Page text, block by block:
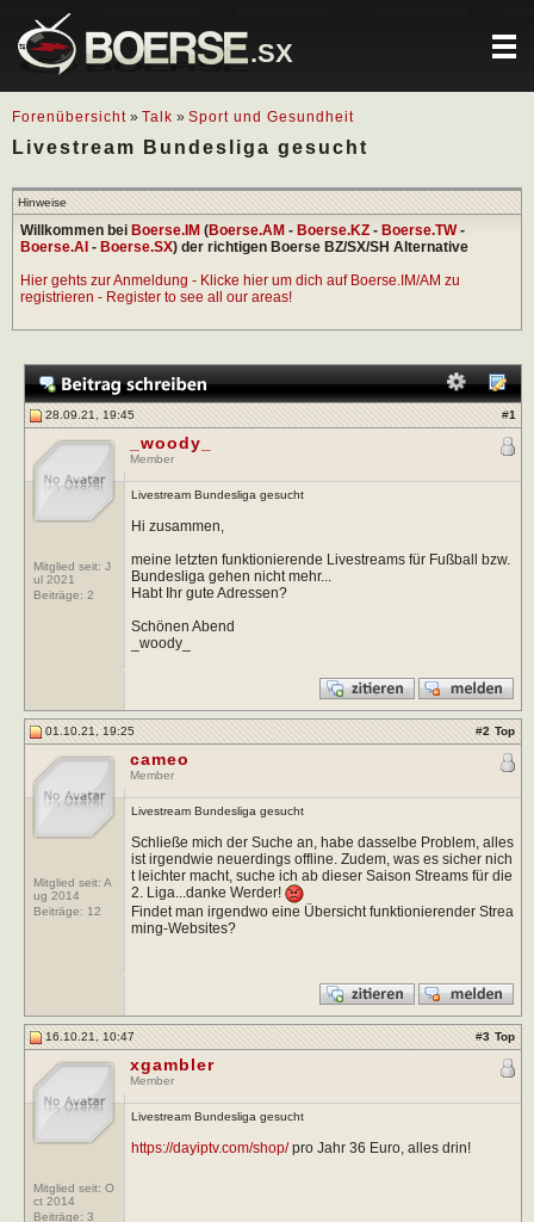
.SX
Forenübersicht » Talk » Sport und Gesundheit
Livestream Bundesliga gesucht
Hinweise
Willkommen bei Boerse.IM (Boerse.AM - Boerse.KZ - Boerse.TW-
Boerse.AI - Boerse.SX) der richtigen Boerse BZ/SX/SH Alternative
Hier gehts zur Anmeldung - Klicke hier um dich auf Boerse.IM/AM zu
registrieren - Register to see all our areas!
28.09.21, 19:45 #1
Mitglied seit: J
ul 2021
Beiträge: 2
_woody_
Member
Livestream Bundesliga gesucht
Hi zusammen,
meine letzten funktionierende Livestreams für Fußball bzw.
Bundesliga gehen nicht mehr...
Habt Ihr gute Adressen?
Schönen Abend
_woody_
01.10.21, 19:25 #2 Top
Mitglied seit: A
ug 2014
Beiträge: 12
cameo
Member
Livestream Bundesliga gesucht
Schließe mich der Suche an, habe dasselbe Problem, alles
ist irgendwie neuerdings offline. Zudem, was es sicher nich
t leichter macht, suche ich ab dieser Saison Streams für die
2. Liga...danke Werder!
Findet man irgendwo eine Übersicht funktionierender Strea
ming-Websites?
16.10.21, 10:47 #3 Top
Mitglied seit: O
ct 2014
Beiträge: 3
xgambler
Member
Livestream Bundesliga gesucht
https://dayiptv.com/shop/pro Jahr 36 Euro, alles drin!